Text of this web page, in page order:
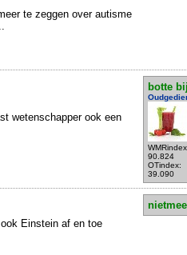
te zeggen over autisme
botte
90.824
OTindex:
39.090
wetenschapper ook een
Einstein af en toe